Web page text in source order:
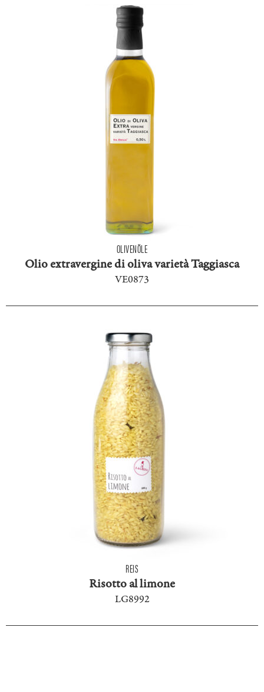
OLIVENÖLE
Olio extravergine di oliva varietà Taggiasca
VE0873
REIS
Risotto al limone
LG8992